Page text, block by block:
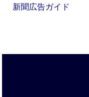
新聞広告ガイド